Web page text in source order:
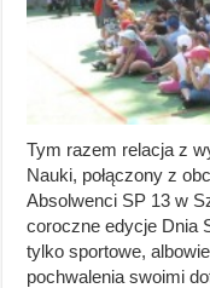
Tym razem relacja z
Nauki, połączony z
Absolwenci SP 13 w
coroczne edycje Dnia
tylko sportowe,
pochwalenia swoimi